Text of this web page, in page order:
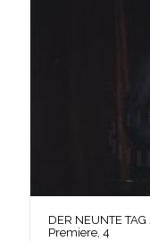
DER NEUNTE
Premiere, 4